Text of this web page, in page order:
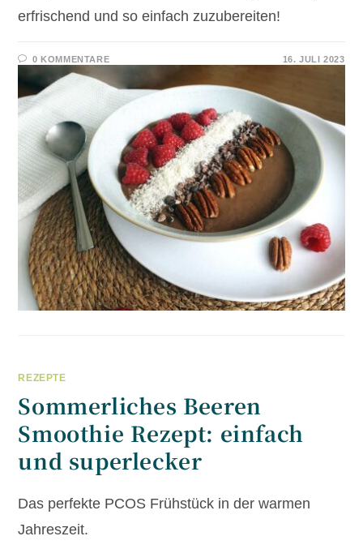
erfrischend und so einfach zuzubereiten!
0 KOMMENTARE 16. JULI 2023
REZEPTE
Sommerliches Beeren
Smoothie Rezept: einfach
und superlecker
Das perfekte PCOS Frühstück in der warmen
Jahreszeit.